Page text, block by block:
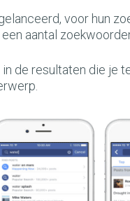
voor hun
aantal
de resultaten die je